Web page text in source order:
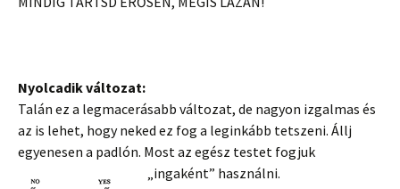
Nyolcadik változat:
Talán ez a legmacerásabb változat, de nagyon izgalmas és
az is lehet, hogy neked ez fog a leginkább tetszeni. Állj
egyenesen a padlón. Most az egész testet fogjuk
„ingaként” használni.